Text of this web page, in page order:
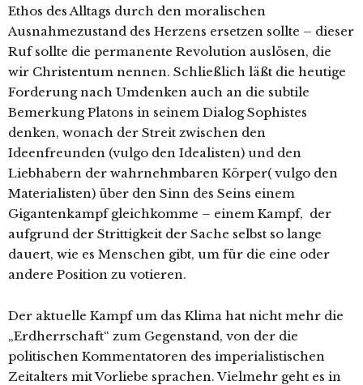
Ethos des Alltags durch den moralischen
Ausnahmezustand des Herzens ersetzen sollte – dieser
Ruf sollte die permanente Revolution auslösen, die
wir Christentum nennen. Schließlich läßt die heutige
Forderung nach Umdenken auch an die subtile
Bemerkung Platons in seinem Dialog Sophistes
denken, wonach der Streit zwischen den
Ideenfreunden (vulgo den Idealisten) und den
Liebhabern der wahrnehmbaren Körper( vulgo den
Materialisten) über den Sinn des Seins einem
Gigantenkampf gleichkomme – einem Kampf, der
aufgrund der Strittigkeit der Sache selbst so lange
dauert, wie es Menschen gibt, um für die eine oder
andere Position zu votieren.
Der aktuelle Kampf um das Klima hat nicht mehr die
„Erdherrschaft“ zum Gegenstand, von der die
politischen Kommentatoren des imperialistischen
Zeitalters mit Vorliebe sprachen. Vielmehr geht es in